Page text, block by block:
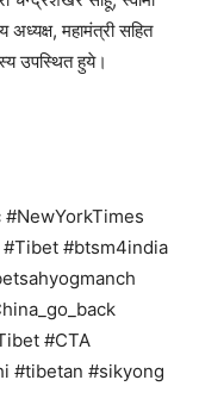
अध्यक्ष, महामंत्री सहित
उपस्थित हुये।
#NewYorkTimes
#btsm4india
#CTA
#tibetan #sikyong